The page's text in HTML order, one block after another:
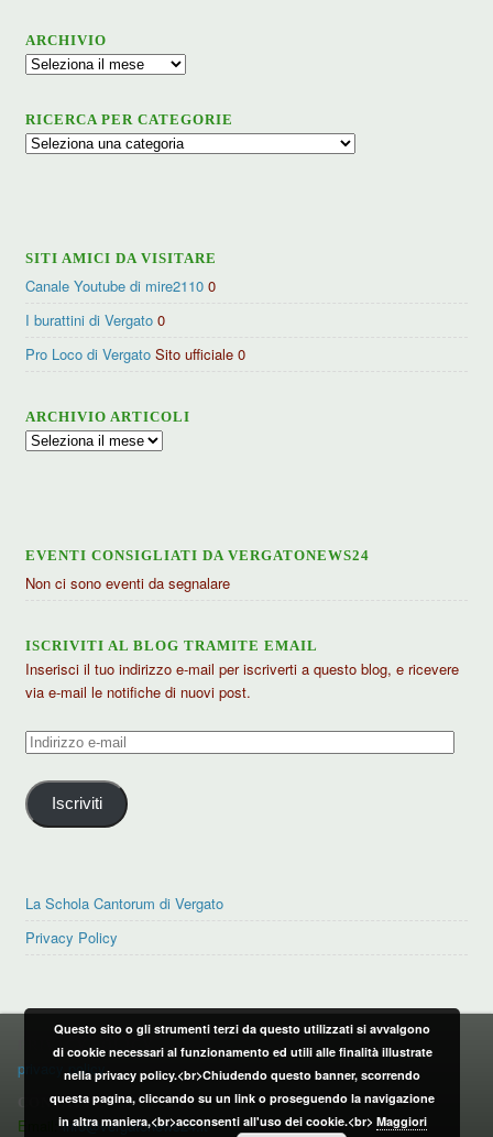
ARCHIVIO
Archivio
RICERCA PER CATEGORIE
Ricerca
SITI AMICI DA VISITARE
Canale Youtube di mire2110 0
I burattini di Vergato 0
Pro Loco di Vergato Sito ufficiale 0
ARCHIVIO ARTICOLI
Archivio
EVENTI CONSIGLIATI DA VERGATONEWS24
Non ci sono eventi da segnalare
ISCRIVITI AL BLOG TRAMITE EMAIL
Inserisci il tuo indirizzo e-mail per iscriverti a questo blog, e ricevere
via e-mail le notifiche di nuovi post.
Indirizzo
mail
Iscriviti
La Schola Cantorum di Vergato
Privacy Policy
PRIVACY POLICY
privacy policy
CONTATTI:
Email:info@vergatonews24.it
Questo sito o gli strumenti terzi da questo utilizzati si avvalgono
di cookie necessari al funzionamento ed utili alle finalità illustrate
nella privacy policy.<br>Chiudendo questo banner, scorrendo
questa pagina, cliccando su un link o proseguendo la navigazione
in altra maniera,<br>acconsenti all'uso dei cookie.<br> Maggiori